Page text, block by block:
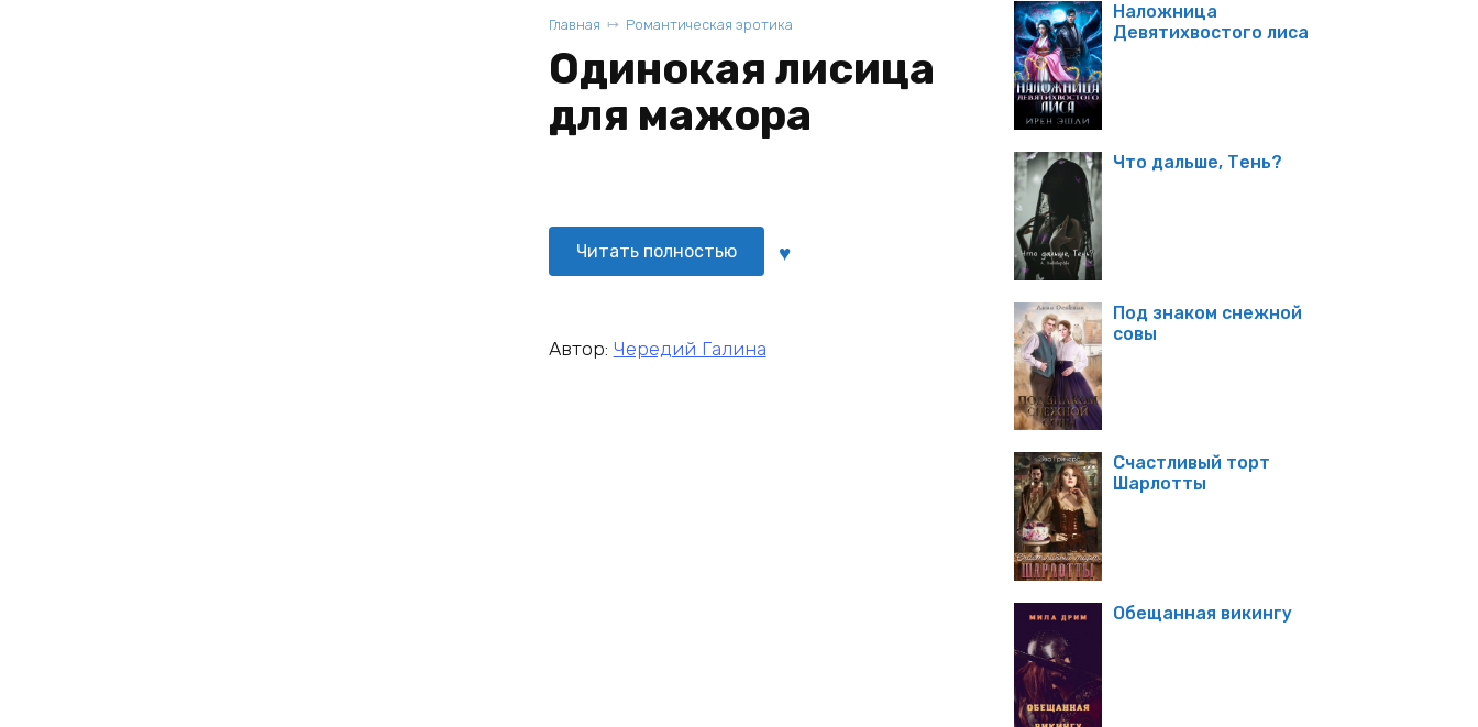
Главная Романтическая эротика
Одинокая лисица
для мажора
Читать полностью
Автор: Чередий Галина
Наложница
Девятихвостого лиса
Что дальше, Тень?
Под знаком снежной
совы
Счастливый торт
Шарлотты
Обещанная викингу